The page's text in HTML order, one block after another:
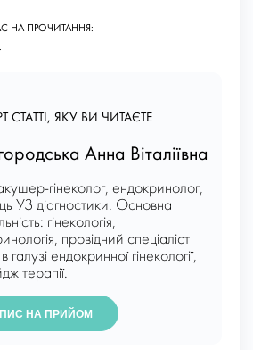
НА ПРОЧИТАННЯ:
СТАТТІ, ЯКУ ВИ ЧИТАЄТЕ
Анна Віталіївна
гінеколог, ендокринолог,
УЗ діагностики. Основна
гінекологія,
провідний спеціаліст
в галузі ендокринної гінекології,
терапії.
НА ПРИЙОМ